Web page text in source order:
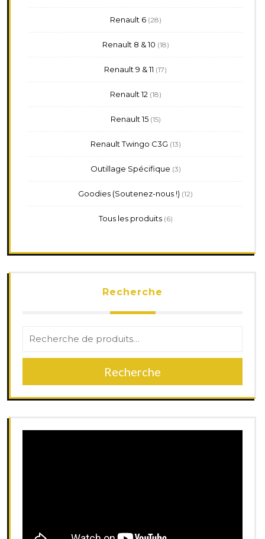
Renault 6 2828
Renault 8 & 10 1818
Renault 9 & 11 1717
Renault 12 1818
Renault 15 1515
Renault Twingo C3G 1313
Outillage Spécifique 33
Goodies (Soutenez-nous !) 1212
Tous les produits 66
Recherche
Recherche